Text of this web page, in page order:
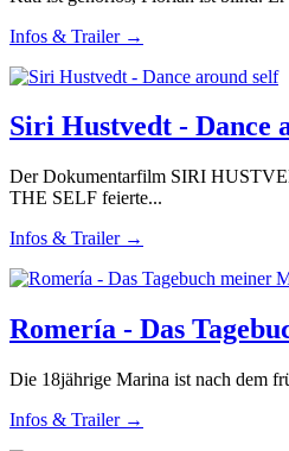
Infos & Trailer →
Siri Hustvedt - Dance
Der Dokumentarfilm SIRI
THE SELF feierte...
Infos & Trailer →
Romería - Das
Die 18jährige Marina ist nach dem
Infos & Trailer →